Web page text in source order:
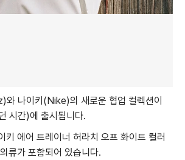
나이키(Nike)의 새로운 협업 컬렉션이
시간)에 출시됩니다.
키 에어 트레이너 허라치 오프 화이트 컬러
류가 포함되어 있습니다.